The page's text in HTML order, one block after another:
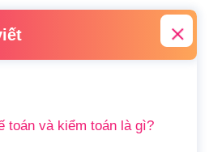
toán và kiểm toán là gì?